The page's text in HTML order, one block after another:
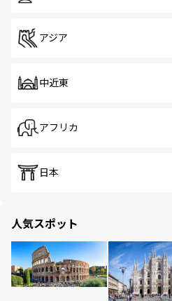
アジア
中近東
アフリカ
日本
人気スポット